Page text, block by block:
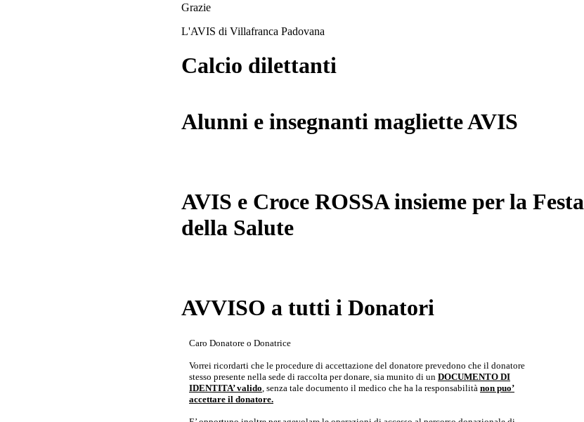
Grazie
L'AVIS di Villafranca Padovana
Calcio dilettanti
Alunni e insegnanti magliette AVIS
AVIS e Croce ROSSA insieme per la Festa
della Salute
AVVISO a tutti i Donatori
Caro Donatore o Donatrice
Vorrei ricordarti che le procedure di accettazione del donatore prevedono che il donatore
stesso presente nella sede di raccolta per donare, sia munito di un DOCUMENTO DI
IDENTITA’ valido, senza tale documento il medico che ha la responsabilità non puo’
accettare il donatore.